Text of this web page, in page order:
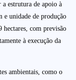
a estrutura de apoio à
e unidade de produção
hectares, com previsão
à execução da
ambientais, como o